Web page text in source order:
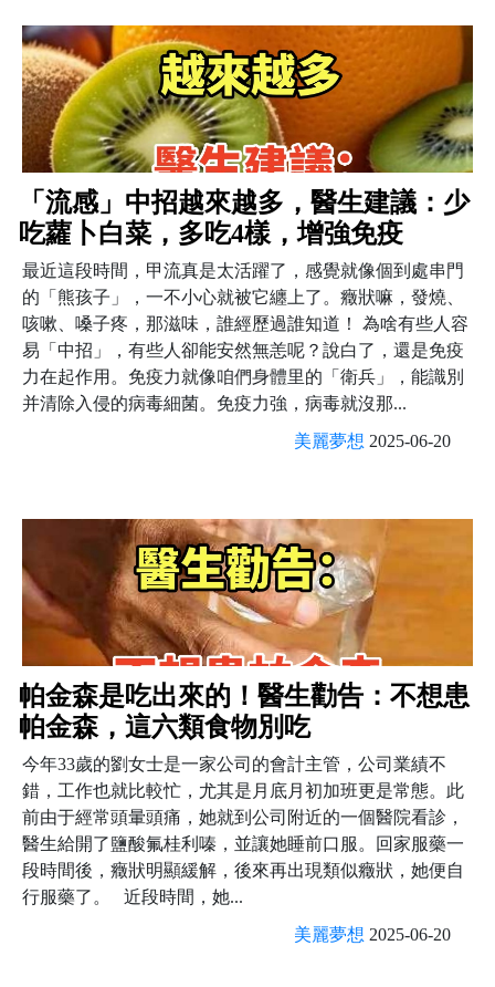
「流感」中招越來越多，醫生建議：少
吃蘿卜白菜，多吃4樣，增強免疫
最近這段時間，甲流真是太活躍了，感覺就像個到處串門
的「熊孩子」，一不小心就被它纏上了。癥狀嘛，發燒、
咳嗽、嗓子疼，那滋味，誰經歷過誰知道！ 為啥有些人容
易「中招」，有些人卻能安然無恙呢？說白了，還是免疫
力在起作用。免疫力就像咱們身體里的「衛兵」，能識別
并清除入侵的病毒細菌。免疫力強，病毒就沒那...
美麗夢想 2025-06-20
帕金森是吃出來的！醫生勸告：不想患
帕金森，這六類食物別吃
今年33歲的劉女士是一家公司的會計主管，公司業績不
錯，工作也就比較忙，尤其是月底月初加班更是常態。此
前由于經常頭暈頭痛，她就到公司附近的一個醫院看診，
醫生給開了鹽酸氟桂利嗪，並讓她睡前口服。回家服藥一
段時間後，癥狀明顯緩解，後來再出現類似癥狀，她便自
行服藥了。 近段時間，她...
美麗夢想 2025-06-20